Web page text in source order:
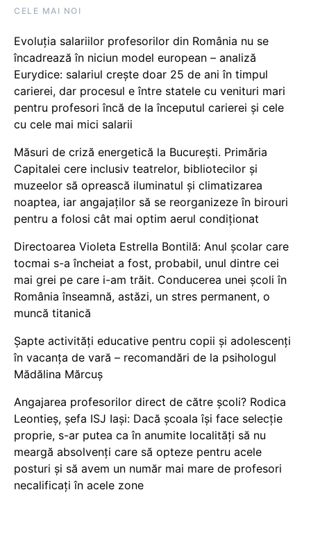
CELE MAI NOI
Evoluția salariilor profesorilor din România nu se
încadrează în niciun model european – analiză
Eurydice: salariul crește doar 25 de ani în timpul
carierei, dar procesul e între statele cu venituri mari
pentru profesori încă de la începutul carierei și cele
cu cele mai mici salarii
Măsuri de criză energetică la București. Primăria
Capitalei cere inclusiv teatrelor, bibliotecilor și
muzeelor să oprească iluminatul și climatizarea
noaptea, iar angajaților să se reorganizeze în birouri
pentru a folosi cât mai optim aerul condiționat
Directoarea Violeta Estrella Bontilă: Anul școlar care
tocmai s-a încheiat a fost, probabil, unul dintre cei
mai grei pe care i-am trăit. Conducerea unei școli în
România înseamnă, astăzi, un stres permanent, o
muncă titanică
Șapte activități educative pentru copii și adolescenți
în vacanța de vară – recomandări de la psihologul
Mădălina Mărcuș
Angajarea profesorilor direct de către școli? Rodica
Leontieș, șefa ISJ Iași: Dacă școala își face selecție
proprie, s-ar putea ca în anumite localități să nu
meargă absolvenți care să opteze pentru acele
posturi și să avem un număr mai mare de profesori
necalificați în acele zone